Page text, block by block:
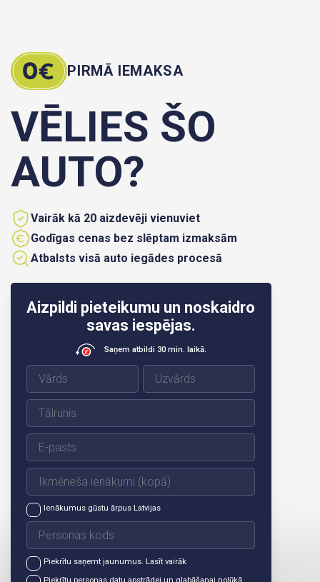
Aizpildi pieteikumu un noskaidro
savas iespējas.
Saņem atbildi 30 min. laikā.
Ienākumus gūstu ārpus Latvijas
Piekrītu saņemt jaunumus. Lasīt vairāk
PIRMĀ IEMAKSA
VĒLIES ŠO
AUTO?
Vairāk kā 20 aizdevēji vienuviet
Godīgas cenas bez slēptam izmaksām
Atbalsts visā auto iegādes procesā